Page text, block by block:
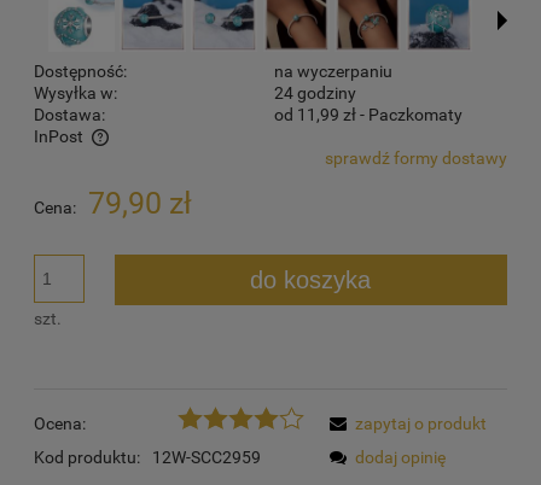
Dostępność:
na wyczerpaniu
Wysyłka w:
24 godziny
Dostawa:
od 11,99 zł- Paczkomaty
InPost
Cena nie zawiera ewentualnych kosztów płatnościsprawdź formy dostawy
Cena: 79,90 zł
szt.
do koszyka
Ocena:
Kod produktu:
12W-SCC2959
zapytaj o produkt
dodaj opinię